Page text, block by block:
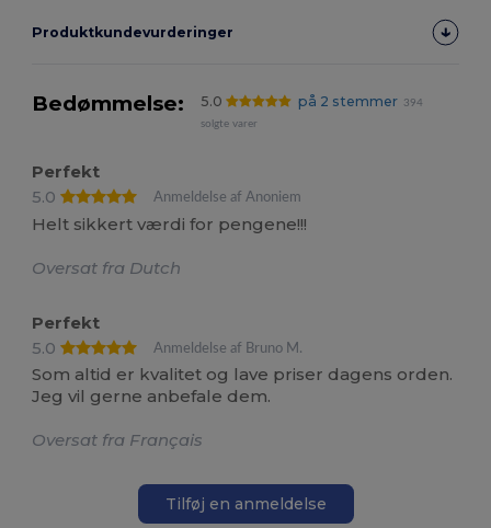
Produktkundevurderinger
Bedømmelse: 5.0 på 2 stemmer
394
solgte varer
Perfekt
5.0
Anmeldelse af Anoniem
Helt sikkert værdi for pengene!!!
Oversat fra Dutch
Perfekt
5.0
Anmeldelse af Bruno M.
Som altid er kvalitet og lave priser dagens orden.
Jeg vil gerne anbefale dem.
Oversat fra Français
Tilføj en anmeldelse